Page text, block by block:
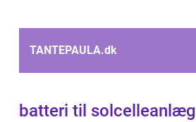
TANTEPAULA.dk
batteri til solcelleanlæg